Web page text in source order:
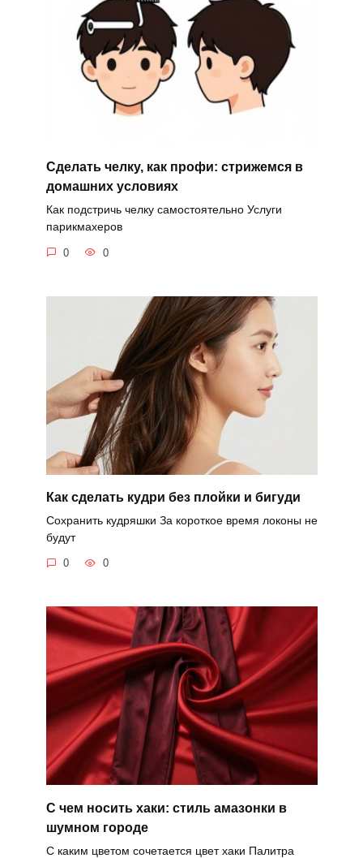
Сделать челку, как профи: стрижемся в
домашних условиях
Как подстричь челку самостоятельно Услуги
парикмахеров
0 0
Как сделать кудри без плойки и бигуди
Сохранить кудряшки За короткое время локоны не
будут
0 0
С чем носить хаки: стиль амазонки в
шумном городе
С каким цветом сочетается цвет хаки Палитра